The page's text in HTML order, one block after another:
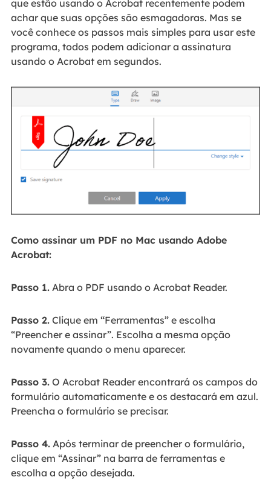
que estão usando o Acrobat recentemente podem
achar que suas opções são esmagadoras. Mas se
você conhece os passos mais simples para usar este
programa, todos podem adicionar a assinatura
usando o Acrobat em segundos.
Como assinar um PDF no Mac usando Adobe
Acrobat:
Passo 1.Abra o PDF usando o Acrobat Reader.
Passo 2.Clique em “Ferramentas” e escolha
“Preencher e assinar”. Escolha a mesma opção
novamente quando o menu aparecer.
Passo 3.O Acrobat Reader encontrará os campos do
formulário automaticamente e os destacará em azul.
Preencha o formulário se precisar.
Passo 4.Após terminar de preencher o formulário,
clique em “Assinar” na barra de ferramentas e
escolha a opção desejada.